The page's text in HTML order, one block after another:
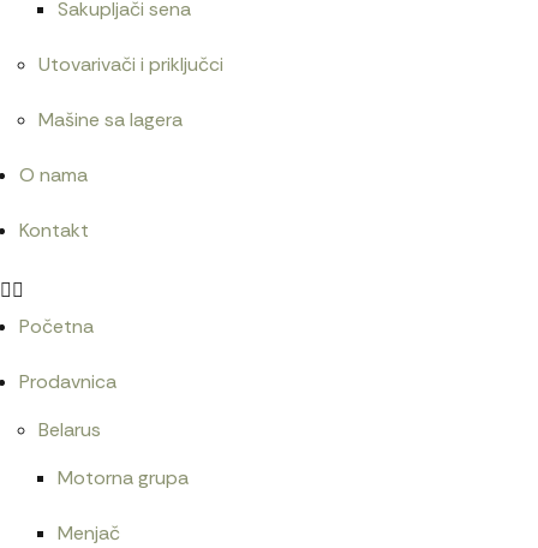
Sakupljači sena
Utovarivači i priključci
Mašine sa lagera
O nama
Kontakt
Početna
Prodavnica
Belarus
Motorna grupa
Menjač